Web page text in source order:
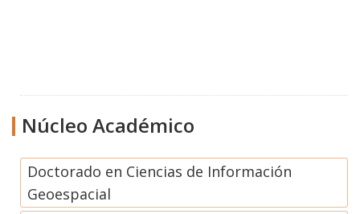
Núcleo Académico
Doctorado en Ciencias de Información
Geoespacial